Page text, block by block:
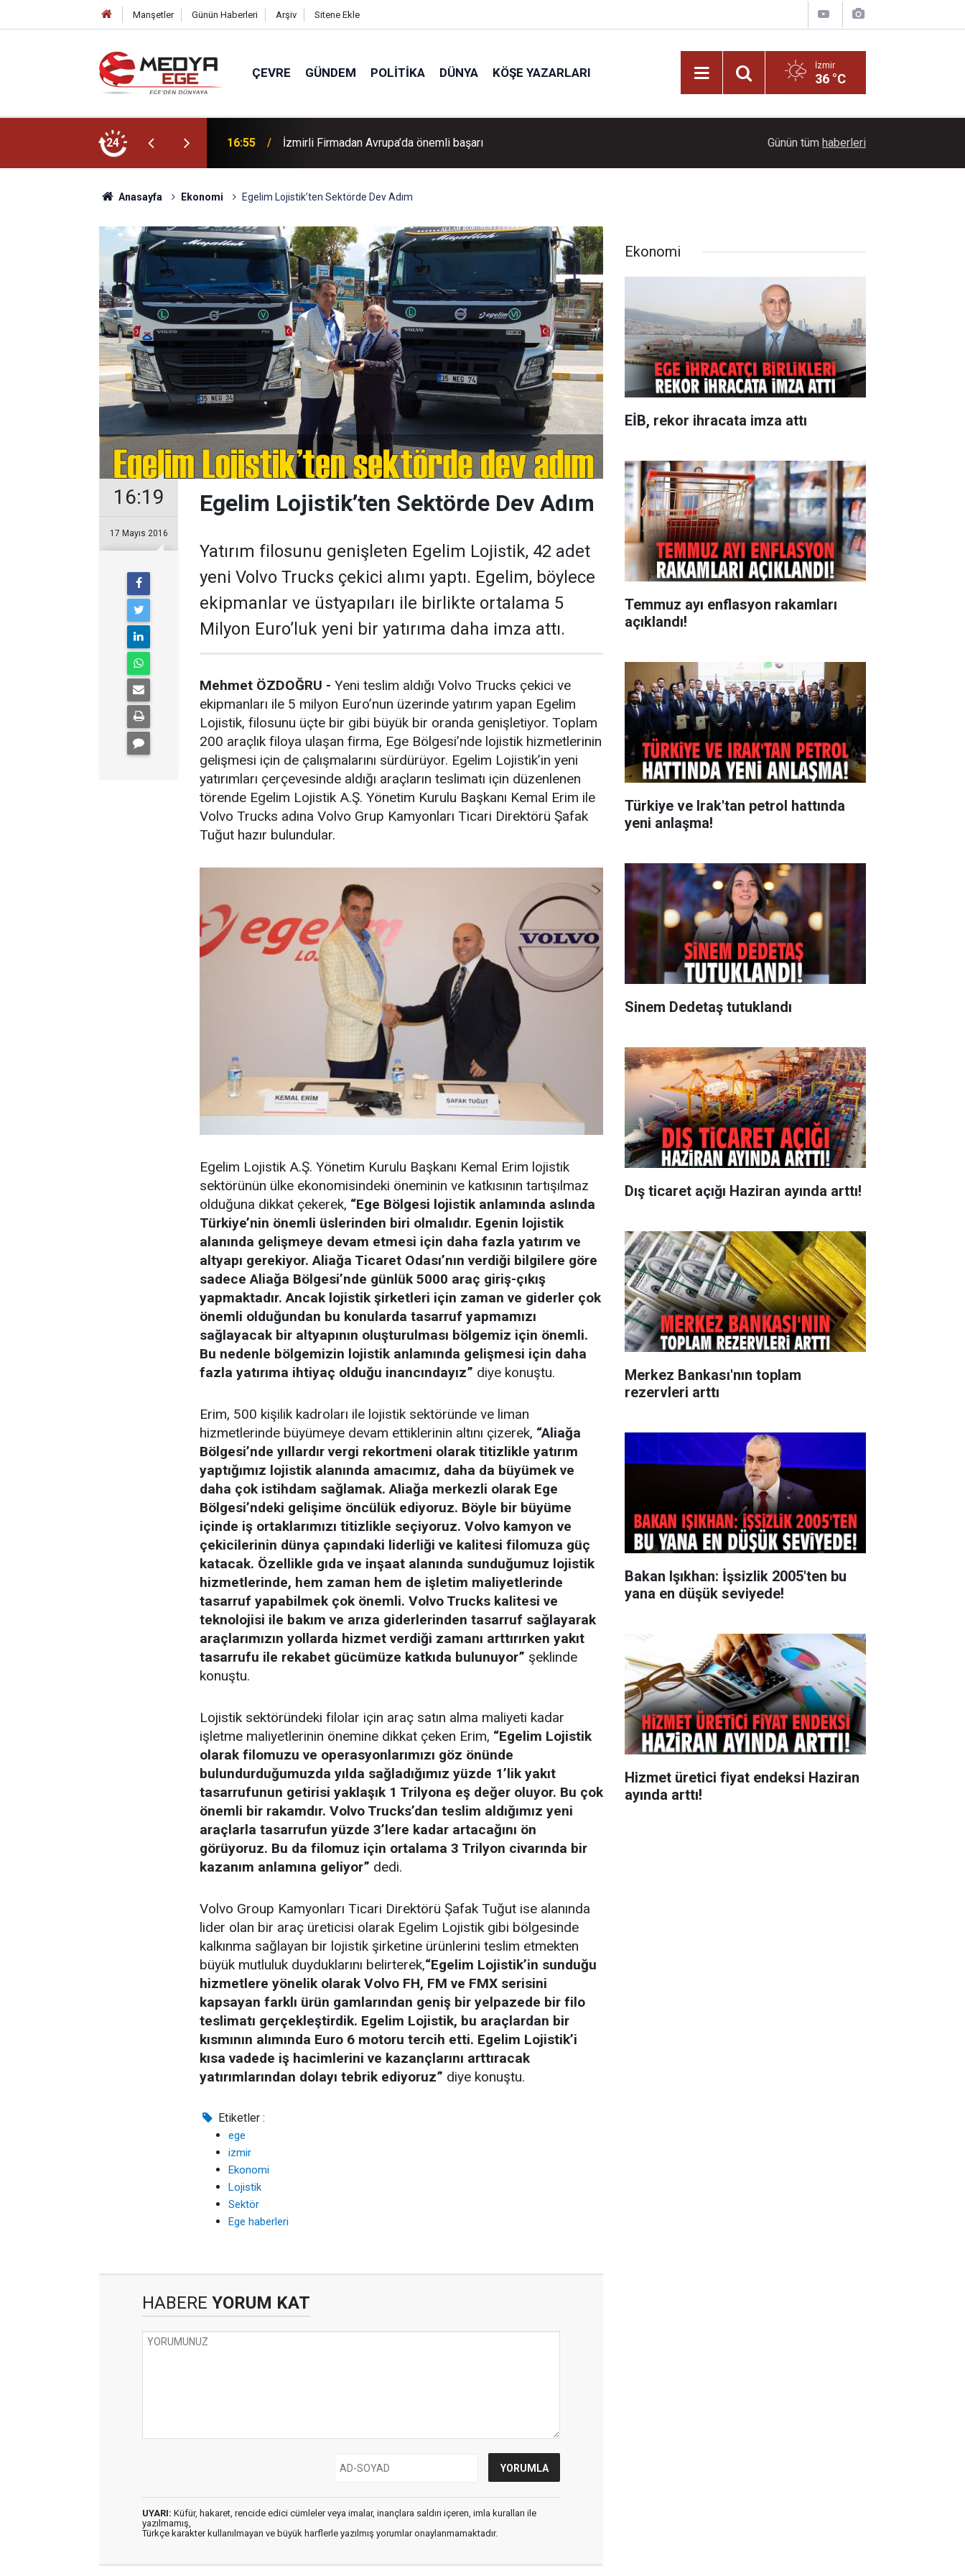
Manşetler Günün Haberleri Arşiv Sitene Ekle
ÇEVRE GÜNDEM POLITIKA DÜNYA KÖŞE YAZARLARI İzmir
36 °C
24 16:55 İzmirli Firmadan Avrupa’da önemli başarı Babasını ziyarete giderken kazada hayatını
Günün tüm haberleri
Anasayfa Ekonomi Egelim Lojistik’ten Sektörde Dev Adım
16:19
17 Mayıs 2016
Egelim Lojistik’ten Sektörde Dev Adım
Yatırım filosunu genişleten Egelim Lojistik, 42 adet
yeni Volvo Trucks çekici alımı yaptı. Egelim, böylece
ekipmanlar ve üstyapıları ile birlikte ortalama 5
Milyon Euro’luk yeni bir yatırıma daha imza attı.
Mehmet ÖZDOĞRU - Yeni teslim aldığı Volvo Trucks çekici ve
ekipmanları ile 5 milyon Euro’nun üzerinde yatırım yapan Egelim
Lojistik, filosunu üçte bir gibi büyük bir oranda genişletiyor. Toplam
200 araçlık filoya ulaşan firma, Ege Bölgesi’nde lojistik hizmetlerinin
gelişmesi için de çalışmalarını sürdürüyor. Egelim Lojistik’in yeni
yatırımları çerçevesinde aldığı araçların teslimatı için düzenlenen
törende Egelim Lojistik A.Ş. Yönetim Kurulu Başkanı Kemal Erim ile
Volvo Trucks adına Volvo Grup Kamyonları Ticari Direktörü Şafak
Tuğut hazır bulundular.
Egelim Lojistik A.Ş. Yönetim Kurulu Başkanı Kemal Erim lojistik
sektörünün ülke ekonomisindeki öneminin ve katkısının tartışılmaz
olduğuna dikkat çekerek, “Ege Bölgesi lojistik anlamında aslında
Türkiye’nin önemli üslerinden biri olmalıdır. Egenin lojistik
alanında gelişmeye devam etmesi için daha fazla yatırım ve
altyapı gerekiyor. Aliağa Ticaret Odası’nın verdiği bilgilere göre
sadece Aliağa Bölgesi’nde günlük 5000 araç giriş-çıkış
yapmaktadır. Ancak lojistik şirketleri için zaman ve giderler çok
önemli olduğundan bu konularda tasarruf yapmamızı
sağlayacak bir altyapının oluşturulması bölgemiz için önemli.
Bu nedenle bölgemizin lojistik anlamında gelişmesi için daha
fazla yatırıma ihtiyaç olduğu inancındayız” diye konuştu.
Erim, 500 kişilik kadroları ile lojistik sektöründe ve liman
hizmetlerinde büyümeye devam ettiklerinin altını çizerek, “Aliağa
Bölgesi’nde yıllardır vergi rekortmeni olarak titizlikle yatırım
yaptığımız lojistik alanında amacımız, daha da büyümek ve
daha çok istihdam sağlamak. Aliağa merkezli olarak Ege
Bölgesi’ndeki gelişime öncülük ediyoruz. Böyle bir büyüme
içinde iş ortaklarımızı titizlikle seçiyoruz. Volvo kamyon ve
çekicilerinin dünya çapındaki liderliği ve kalitesi filomuza güç
katacak. Özellikle gıda ve inşaat alanında sunduğumuz lojistik
hizmetlerinde, hem zaman hem de işletim maliyetlerinde
tasarruf yapabilmek çok önemli. Volvo Trucks kalitesi ve
teknolojisi ile bakım ve arıza giderlerinden tasarruf sağlayarak
araçlarımızın yollarda hizmet verdiği zamanı arttırırken yakıt
tasarrufu ile rekabet gücümüze katkıda bulunuyor” şeklinde
konuştu.
Lojistik sektöründeki filolar için araç satın alma maliyeti kadar
işletme maliyetlerinin önemine dikkat çeken Erim, “Egelim Lojistik
olarak filomuzu ve operasyonlarımızı göz önünde
bulundurduğumuzda yılda sağladığımız yüzde 1’lik yakıt
tasarrufunun getirisi yaklaşık 1 Trilyona eş değer oluyor. Bu çok
önemli bir rakamdır. Volvo Trucks’dan teslim aldığımız yeni
araçlarla tasarrufun yüzde 3’lere kadar artacağını ön
görüyoruz. Bu da filomuz için ortalama 3 Trilyon civarında bir
kazanım anlamına geliyor” dedi.
Volvo Group Kamyonları Ticari Direktörü Şafak Tuğut ise alanında
lider olan bir araç üreticisi olarak Egelim Lojistik gibi bölgesinde
kalkınma sağlayan bir lojistik şirketine ürünlerini teslim etmekten
büyük mutluluk duyduklarını belirterek,“Egelim Lojistik’in sunduğu
hizmetlere yönelik olarak Volvo FH, FM ve FMX serisini
kapsayan farklı ürün gamlarından geniş bir yelpazede bir filo
teslimatı gerçekleştirdik. Egelim Lojistik, bu araçlardan bir
kısmının alımında Euro 6 motoru tercih etti. Egelim Lojistik’i
kısa vadede iş hacimlerini ve kazançlarını arttıracak
yatırımlarından dolayı tebrik ediyoruz” diye konuştu.
Etiketler :
ege
izmir
Ekonomi
Lojistik
Sektör
Ege haberleri
HABERE YORUM KAT
UYARI: Küfür, hakaret, rencide edici cümleler veya imalar, inançlara saldırı içeren, imla kuralları ile
yazılmamış,
Türkçe karakter kullanılmayan ve büyük harflerle yazılmış yorumlar onaylanmamaktadır.
Ekonomi
EİB, rekor ihracata imza attı
Temmuz ayı enflasyon rakamları
açıklandı!
Türkiye ve Irak'tan petrol hattında
yeni anlaşma!
Sinem Dedetaş tutuklandı
Dış ticaret açığı Haziran ayında arttı!
Merkez Bankası'nın toplam
rezervleri arttı
Bakan Işıkhan: İşsizlik 2005'ten bu
yana en düşük seviyede!
Hizmet üretici fiyat endeksi Haziran
ayında arttı!